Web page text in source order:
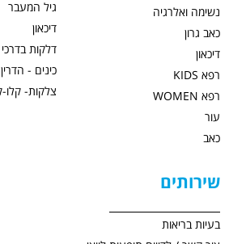
נשימה ואלרגיה
כאב גרון
דיכאון
רפא KIDS
רפא WOMEN
עור
כאב
גיל המעבר
דיכאון
דלקות
כינים - הדרין
צלקות- קלו-
שירותים
בעיות בריאות